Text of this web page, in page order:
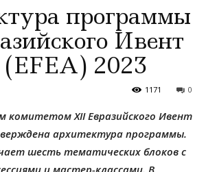
программы
Ивент
2023
0
1171
комитетом XII Евразийского Ивент
архитектура программы.
шесть тематических блоков с
и мастер-классами. В